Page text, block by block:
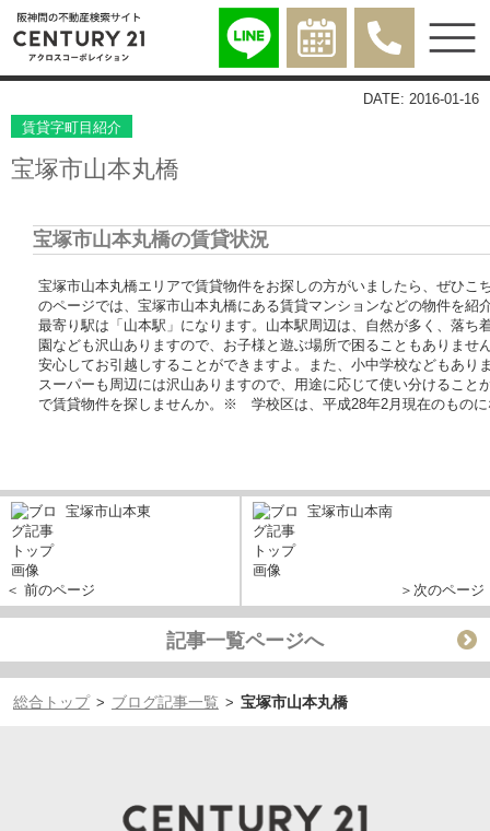
DATE: 2016-01-16
賃貸字町目紹介
宝塚市山本丸橋
宝塚市山本丸橋の賃貸状況
宝塚市山本丸橋エリアで賃貸物件をお探しの方がいましたら、ぜひこ
のページでは、宝塚市山本丸橋にある賃貸マンションなどの物件を紹
最寄り駅は「山本駅」になります。山本駅周辺は、自然が多く、落ち
園なども沢山ありますので、お子様と遊ぶ場所で困ることもありませ
安心してお引越しすることができますよ。また、小中学校などもあり
スーパーも周辺には沢山ありますので、用途に応じて使い分けること
で賃貸物件を探しませんか。※ 学校区は、平成28年2月現在のものに
宝塚市山本東
＜ 前のページ
宝塚市山本南
＞次のページ
記事一覧ページへ
総合トップ > ブログ記事一覧 > 宝塚市山本丸橋